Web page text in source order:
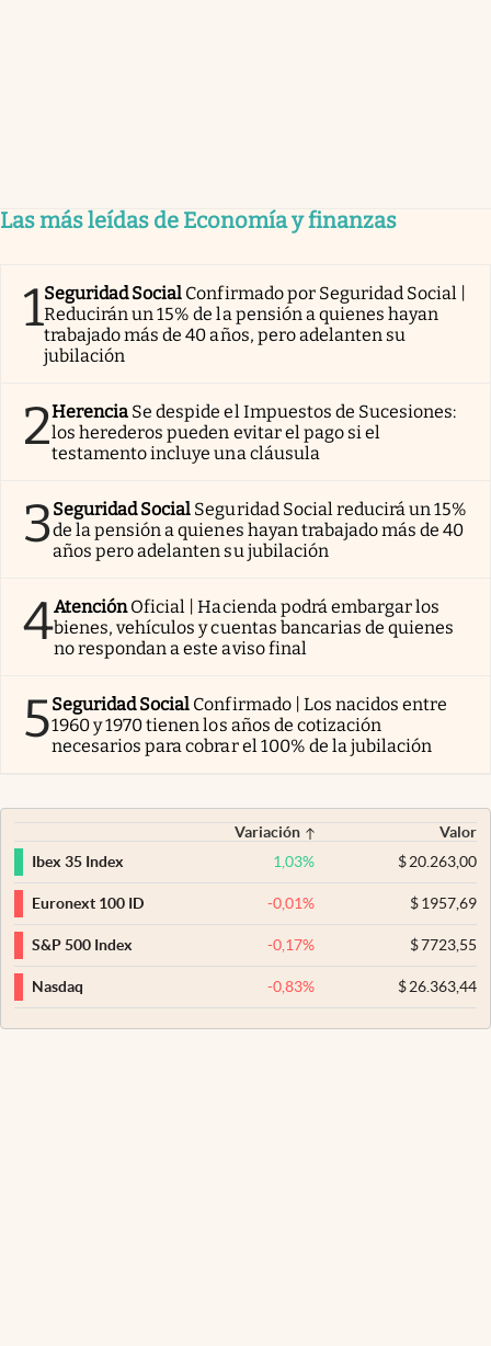
Las más leídas de Economía y finanzas
1Seguridad Social Confirmado por Seguridad Social |
Reducirán un 15% de la pensión a quienes hayan
trabajado más de 40 años, pero adelanten su
jubilación
2Herencia Se despide el Impuestos de Sucesiones:
los herederos pueden evitar el pago si el
testamento incluye una cláusula
3Seguridad Social Seguridad Social reducirá un 15%
de la pensión a quienes hayan trabajado más de 40
años pero adelanten su jubilación
4AtenciónOficial | Hacienda podrá embargar los
bienes, vehículos y cuentas bancarias de quienes
no respondan a este aviso final
5Seguridad Social Confirmado | Los nacidos entre
1960 y 1970 tienen los años de cotización
necesarios para cobrar el 100% de la jubilación
Variación
Valor
Ibex 35 Index
1,03% $20.263,00
Euronext 100 ID -0,01% $1957,69
S&P 500 Index -0,17% $7723,55
Nasdaq -0,83% $26.363,44